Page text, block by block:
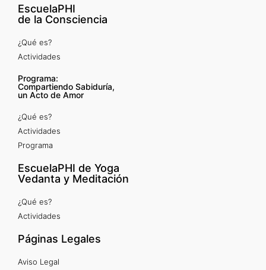
EscuelaPHI
de la Consciencia
¿Qué es?
Actividades
Programa:
Compartiendo Sabiduría,
un Acto de Amor
¿Qué es?
Actividades
Programa
EscuelaPHI de Yoga
Vedanta y Meditación
¿Qué es?
Actividades
Páginas Legales
Aviso Legal